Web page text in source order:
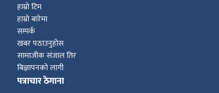
हाम्रो टिम
हाम्रो बारेमा
सम्पर्क
खबर पठाउनुहोस
सामाजीक संजाल तिर
बिज्ञापनको लागी
पत्राचार ठेगाना